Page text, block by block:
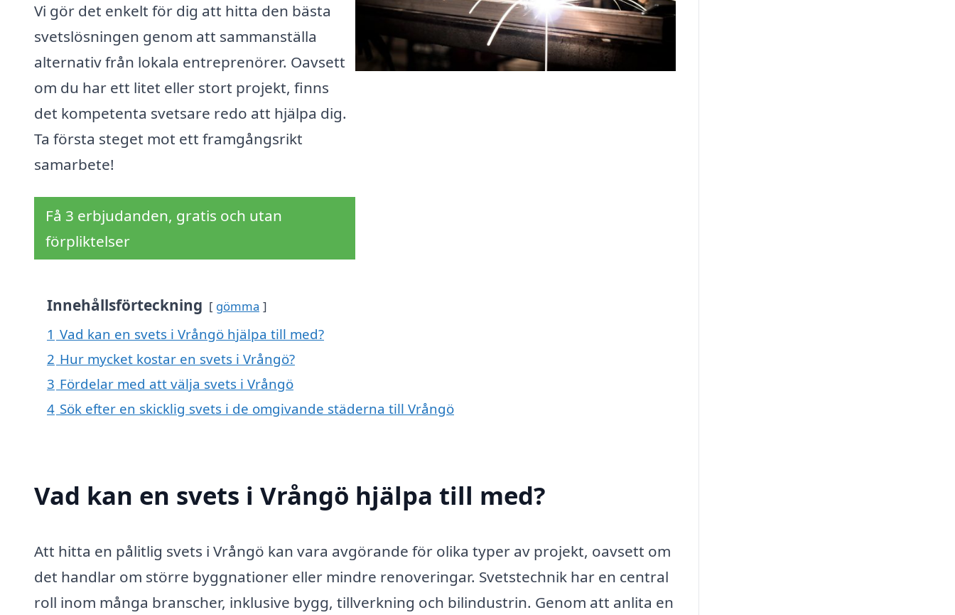
Vi gör det enkelt för dig att hitta den bästa
svetslösningen genom att sammanställa
alternativ från lokala entreprenörer. Oavsett
om du har ett litet eller stort projekt, finns
det kompetenta svetsare redo att hjälpa dig.
Ta första steget mot ett framgångsrikt
samarbete!
Få 3 erbjudanden, gratis och utan
förpliktelser
Innehållsförteckning gömma
1 Vad kan en svets i Vrångö hjälpa till med?
2 Hur mycket kostar en svets i Vrångö?
3 Fördelar med att välja svets i Vrångö
4 Sök efter en skicklig svets i de omgivande städerna till Vrångö
Vad kan en svets i Vrångö hjälpa till med?
Att hitta en pålitlig svets i Vrångö kan vara avgörande för olika typer av projekt, oavsett om
det handlar om större byggnationer eller mindre renoveringar. Svetstechnik har en central
roll inom många branscher, inklusive bygg, tillverkning och bilindustrin. Genom att anlita en